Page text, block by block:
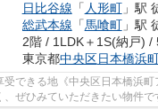
日比谷線 「 人形町」駅
総武本線 「馬喰町」駅
2階 / 1LDK＋1S(納戸) /
東京都中央区日本橋浜
できる地《中央区日本橋浜町
ぜひみていただきたい物件で